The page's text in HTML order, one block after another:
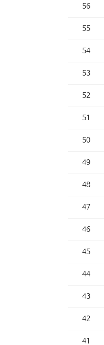
56
55
54
53
52
51
50
49
48
47
46
45
44
43
42
41